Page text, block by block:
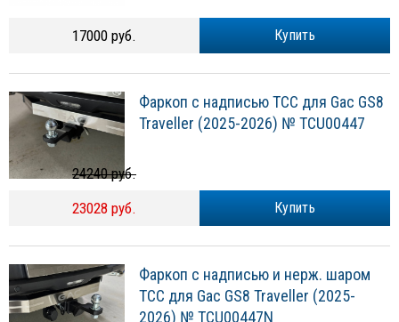
Купить
17000 руб.
Фаркоп с надписью ТСС для Gac GS8
Traveller (2025-2026) № TCU00447
Купить
24240 руб.
23028 руб.
Фаркоп с надписью и нерж. шаром
ТСС для Gac GS8 Traveller (2025-
2026) № TCU00447N